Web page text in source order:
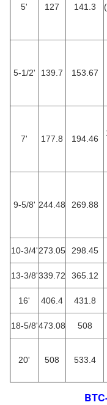
5' 127 141.3
5-1/2' 139.7 153.67
7' 177.8 194.46
9-5/8' 244.48 269.88
10-3/4'273.05 298.45
13-3/8'339.72 365.12
16' 406.4 431.8
18-5/8'473.08 508
20' 508 533.4